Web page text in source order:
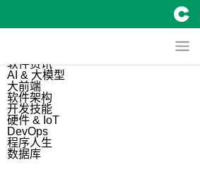
软件资讯
AI & 大模型
大前端
软件架构
开发技能
硬件 & IoT
DevOps
程序人生
数据库